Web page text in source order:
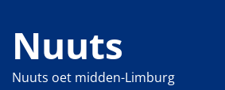
naar
inhoud
Nuuts
Nuuts oet midden-Limburg